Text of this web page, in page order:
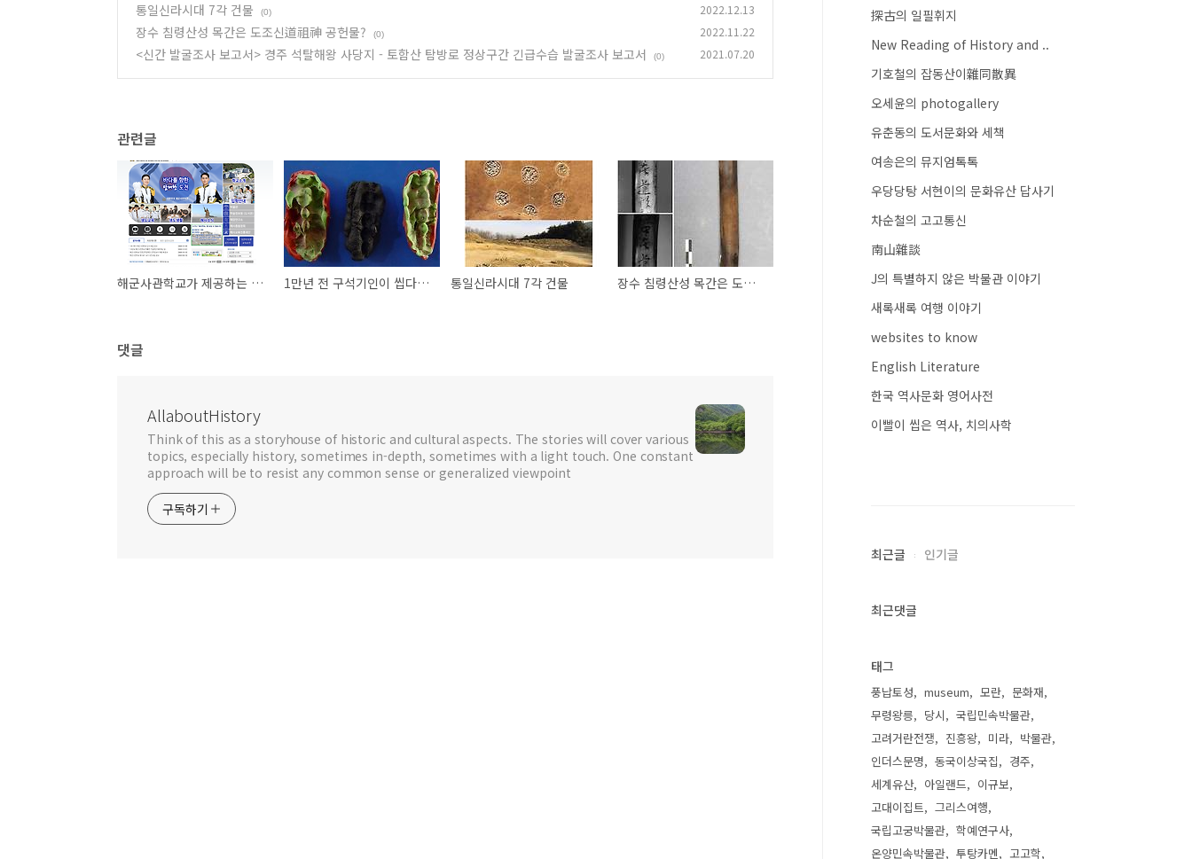
통일신라시대 7각 건물 (0) 2022.12.13
장수 침령산성 목간은 도조신道祖神 공헌물? (0) 2022.11.22
<신간 발굴조사 보고서> 경주 석탈해왕 사당지 - 토함산 탐방로 정상구간 긴급수습 발굴조사 보고서 (0) 2021.07.20
관련글
해군사관학교가 제공하는 자료들 1만년 전 구석기인이 씹다 버린 껌을 분석했더니 통일신라시대 7각 건물 장수 침령산성 목간은 도조신道祖神 공헌물?
댓글
AllaboutHistory
Think of this as a storyhouse of historic and cultural aspects. The stories will cover various
topics, especially history, sometimes in-depth, sometimes with a light touch. One constant
approach will be to resist any common sense or generalized viewpoint
구독하기
探古의 일필휘지
New Reading of History and ..
기호철의 잡동산이雜同散異
오세윤의 photogallery
유춘동의 도서문화와 세책
여송은의 뮤지엄톡톡
우당당탕 서현이의 문화유산 답사기
차순철의 고고통신
南山雜談
J의 특별하지 않은 박물관 이야기
새록새록 여행 이야기
websites to know
English Literature
한국 역사문화 영어사전
이빨이 씹은 역사, 치의사학
최근글 인기글
최근댓글
태그
풍납토성 museum 모란
문화재
무령왕릉
당시
국립민속박물관
고려거란전쟁
진흥왕 미라
박물관
인더스문명
동국이상국집
경주
세계유산
아일랜드
이규보
고대이집트
그리스여행
국립고궁박물관
학예연구사
온양민속박물관
투탕카멘 고고학